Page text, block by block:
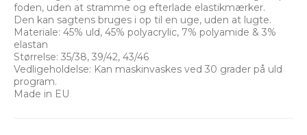
foden, uden at stramme og efterlade elastikmærker.
Den kan sagtens bruges i op til en uge, uden at lugte.
Materiale: 45% uld, 45% polyacrylic, 7% polyamide & 3%
elastan
Størrelse: 35/38, 39/42, 43/46
Vedligeholdelse: Kan maskinvaskes ved 30 grader på uld
program.
Made in EU